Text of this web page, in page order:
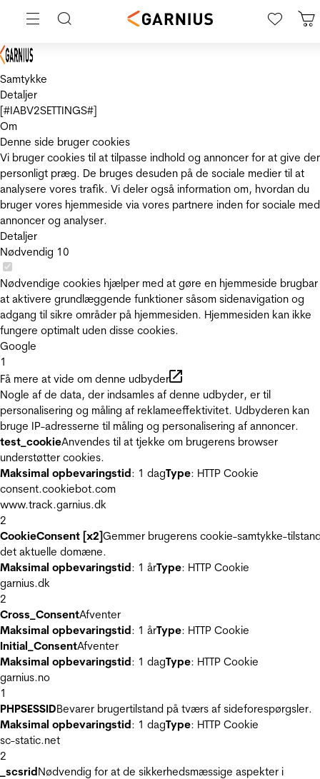
Samtykke
Detaljer
[#IABV2SETTINGS#]
Om
Denne side bruger cookies
Vi bruger cookies til at tilpasse indhold og annoncer for at give
personligt præg. De bruges desuden på de sociale medier til at
analysere vores trafik. Vi deler også information om, hvordan du
bruger vores hjemmeside via vores partnere inden for sociale
annoncer og analyser.
Detaljer
Nødvendig 10
Nødvendige cookies hjælper med at gøre en hjemmeside
at aktivere grundlæggende funktioner såsom sidenavigation og
adgang til sikre områder på hjemmesiden. Hjemmesiden kan ikke
fungere optimalt uden disse cookies.
Google
1
Få mere at vide om denne udbyder
Nogle af de data, der indsamles af denne udbyder, er til
personalisering og måling af reklameeffektivitet. Udbyderen kan
bruge IP-adresserne til måling og personalisering af annoncer.
test_cookieAnvendes til at tjekke om brugerens browser
understøtter cookies.
Maksimal opbevaringstid: 1 dagType: HTTP Cookie
consent.cookiebot.com
www.track.garnius.dk
2
CookieConsent [x2]Gemmer brugerens cookie-samtykke-
det aktuelle domæne.
Maksimal opbevaringstid: 1 årType: HTTP Cookie
garnius.dk
2
Cross_ConsentAfventer
Maksimal opbevaringstid: 1 årType: HTTP Cookie
Initial_ConsentAfventer
Maksimal opbevaringstid: 1 dagType: HTTP Cookie
garnius.no
1
PHPSESSIDBevarer brugertilstand på tværs af sideforespørgsler.
Maksimal opbevaringstid: 1 dagType: HTTP Cookie
sc-static.net
2
_scsridNødvendig for at de sikkerhedsmæssige aspekter i